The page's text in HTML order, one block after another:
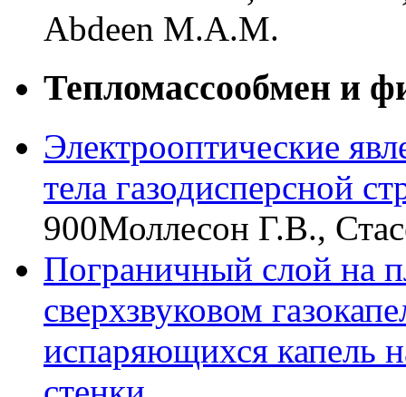
Abdeen M.A.M.
Тепломассообмен и
Электрооптические
тела газодисперсной
900Моллесон Г.В.,
Пограничный слой на
сверхзвуковом
испаряющихся капель